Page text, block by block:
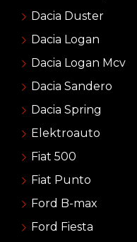
Dacia Duster
Dacia Logan
Dacia Logan Mcv
Dacia Sandero
Dacia Spring
Elektroauto
Fiat 500
Fiat Punto
Ford B-max
Ford Fiesta